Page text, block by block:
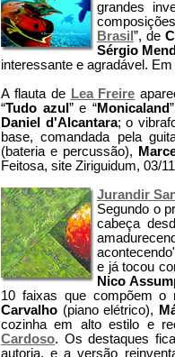
grandes
Brasil ”, de
Sérgio
interessante e agradável.
A flauta de Lea Freire
“Tudo azul ” e “Monicaland
Daniel d'Alcantara; o
base, comandada pela
(bateria e percussão),
Feitosa, site Ziriguidum, 03/
Jurandir
Segundo o
cabeça
e já tocou
Nico
10 faixas que compõem
Carvalho (piano elétrico),
cozinha em alto estilo e
Cardoso. Os destaques
autoria, e a versão